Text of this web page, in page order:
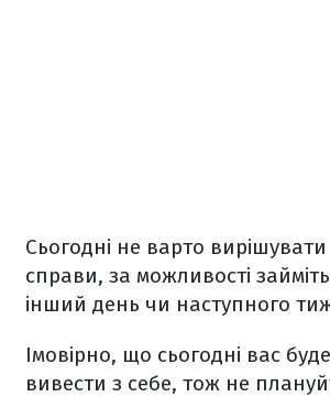
Сьогодні не варто
справи, за можливості
інший день чи наступного
Імовірно, що сьогодні вас
вивести з себе, тож не